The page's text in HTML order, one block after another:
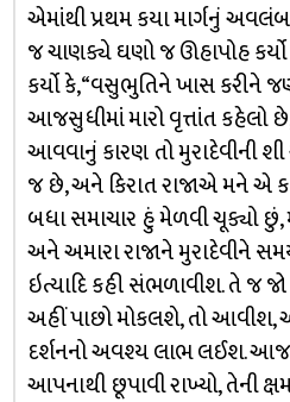
એમાંથી પ્રથમ કયા માર્ગનું
જ ચાણક્યે ઘણો જ ઊહાપોહ
કર્યો કે, “વસુભુતિને ખાસ કરીને
આજસુધીમાં મારો વૃત્તાંત કહેલો
આવવાનું કારણ તો મુરાદેવીની
જ છે, અને કિરાત રાજાએ મને એ
બધા સમાચાર હું મેળવી ચૂક્યો છું,
અને અમારા રાજાને મુરાદેવીને
ઇત્યાદિ કહી સંભળાવીશ. તે જ
અહીં પાછો મોકલશે, તો
દર્શનનો અવશ્ય લાભ લઈશ.
આપનાથી છૂપાવી રાખ્યો, તેની